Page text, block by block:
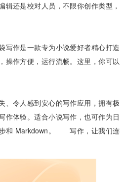
辑还是校对人员，不限你创作类型，
写作是一款专为小说爱好者精心打造
操作方便，运行流畅。这里，你可以
、令人感到安心的写作应用，拥有极
作体验。适合小说写作，也可作为日
步和 Markdown。 写作，让我们连